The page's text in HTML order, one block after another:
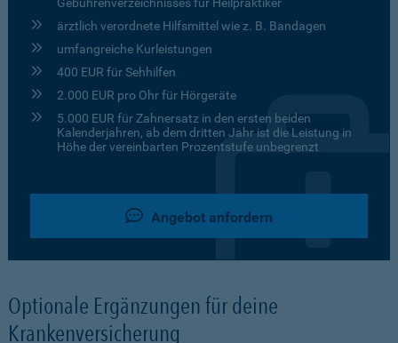
ärztlich verordnete Hilfsmittel wie z. B. Bandagen
umfangreiche Kurleistungen
400 EUR für Sehhilfen
2.000 EUR pro Ohr für Hörgeräte
5.000 EUR für Zahnersatz in den ersten beiden
Kalenderjahren, ab dem dritten Jahr ist die Leistung in
Höhe der vereinbarten Prozentstufe unbegrenzt
Angebot anfordern
Optionale Ergänzungen für deine
Krankenversicherung